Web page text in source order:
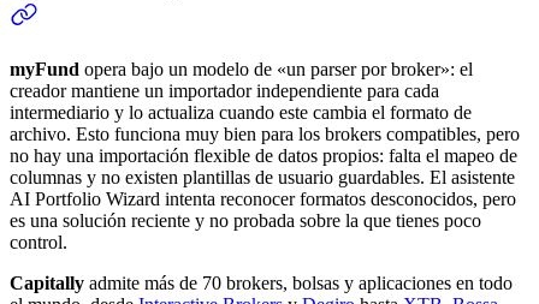
myFund opera bajo un modelo de «un parser por broker»: el
creador mantiene un importador independiente para cada
intermediario y lo actualiza cuando este cambia el formato de
archivo. Esto funciona muy bien para los brokers compatibles, pero
no hay una importación flexible de datos propios: falta el mapeo de
columnas y no existen plantillas de usuario guardables. El asistente
AI Portfolio Wizard intenta reconocer formatos desconocidos, pero
es una solución reciente y no probada sobre la que tienes poco
control.
Capitally admite más de 70 brokers, bolsas y aplicaciones en todo